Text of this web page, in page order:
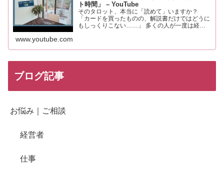
ト時間」 – YouTube
そのタロット、本当に「読めて」いますか？
「カードを買ったものの、解説書だけではどうに
もしっくりこない……」 多くの人が一度は経験
www.youtube.com
ブログ記事
お悩み｜ご相談
経営者
仕事